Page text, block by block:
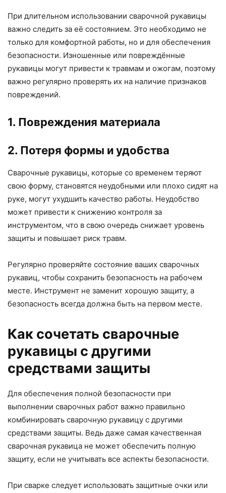
При длительном использовании сварочной рукавицы
важно следить за её состоянием. Это необходимо не
только для комфортной работы, но и для обеспечения
безопасности. Изношенные или повреждённые
рукавицы могут привести к травмам и ожогам, поэтому
важно регулярно проверять их на наличие признаков
повреждений.
1. Повреждения материала
2. Потеря формы и удобства
Сварочные рукавицы, которые со временем теряют
свою форму, становятся неудобными или плохо сидят на
руке, могут ухудшить качество работы. Неудобство
может привести к снижению контроля за
инструментом, что в свою очередь снижает уровень
защиты и повышает риск травм.
Регулярно проверяйте состояние ваших сварочных
рукавиц, чтобы сохранить безопасность на рабочем
месте. Инструмент не заменит хорошую защиту, а
безопасность всегда должна быть на первом месте.
Как сочетать сварочные
рукавицы с другими
средствами защиты
Для обеспечения полной безопасности при
выполнении сварочных работ важно правильно
комбинировать сварочную рукавицу с другими
средствами защиты. Ведь даже самая качественная
сварочная рукавица не может обеспечить полную
защиту, если не учитывать все аспекты безопасности.
При сварке следует использовать защитные очки или